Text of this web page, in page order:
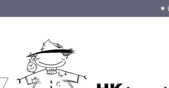
★